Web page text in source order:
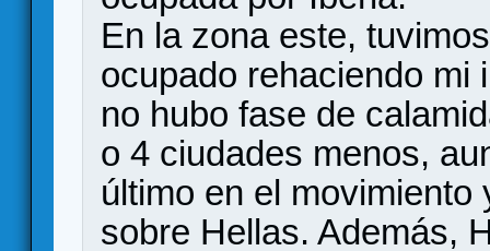
En la zona este,
ocupado rehaciendo mi
no hubo fase de
o 4 ciudades menos,
último en el
sobre Hellas. Además,